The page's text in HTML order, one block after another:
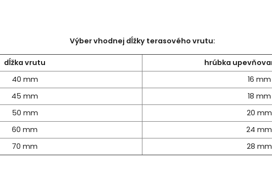
Výber vhodnej dĺžky terasového vrutu:
dĺžka vrutu
hrúbka
40 mm
16 mm
45 mm
18 mm
50 mm
20 mm
60 mm
24 mm
70 mm
28 mm